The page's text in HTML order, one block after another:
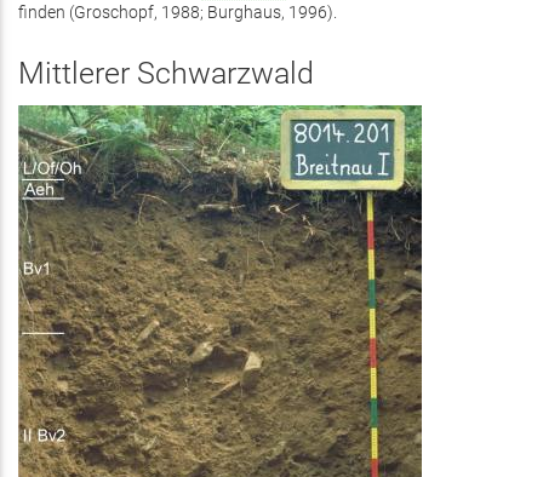
finden (Groschopf, 1988; Burghaus, 1996).
Mittlerer Schwarzwald